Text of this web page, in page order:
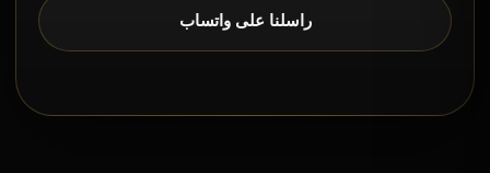
راسلنا على واتساب